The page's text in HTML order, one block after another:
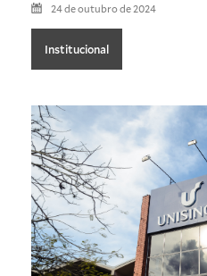
24 de outubro de 2024
Institucional